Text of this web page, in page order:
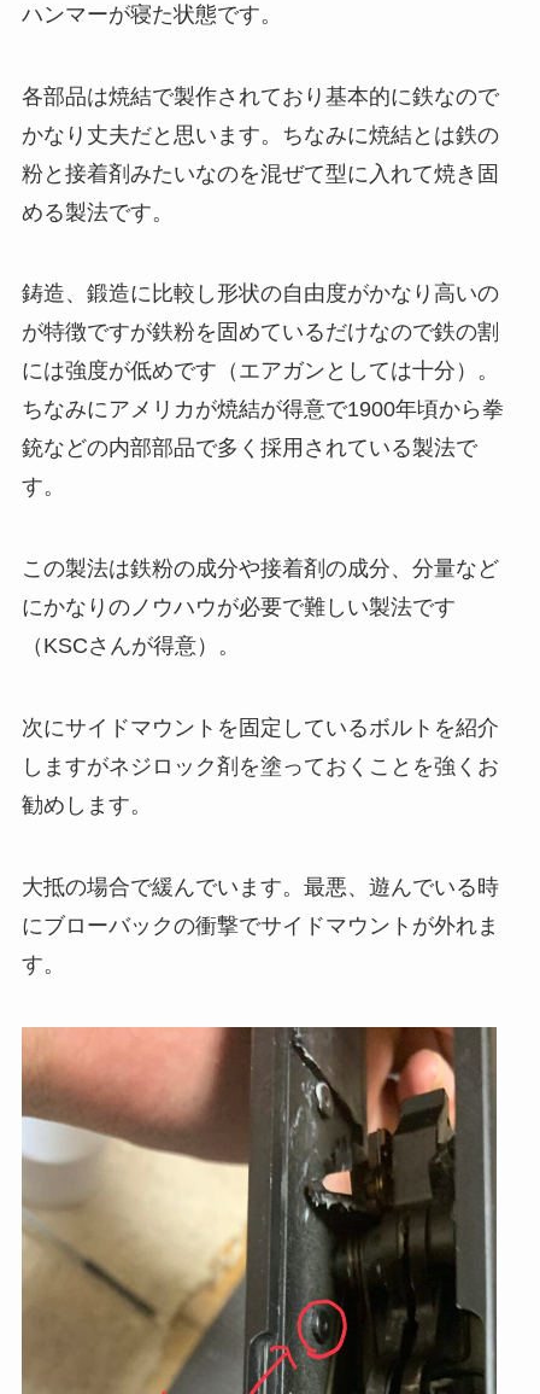
ハンマーが寝た状態です。
各部品は焼結で製作されており基本的に鉄なので
かなり丈夫だと思います。ちなみに焼結とは鉄の
粉と接着剤みたいなのを混ぜて型に入れて焼き固
める製法です。
鋳造、鍛造に比較し形状の自由度がかなり高いの
が特徴ですが鉄粉を固めているだけなので鉄の割
には強度が低めです（エアガンとしては十分）。
ちなみにアメリカが焼結が得意で1900年頃から拳
銃などの内部部品で多く採用されている製法で
す。
この製法は鉄粉の成分や接着剤の成分、分量など
にかなりのノウハウが必要で難しい製法です
（KSCさんが得意）。
次にサイドマウントを固定しているボルトを紹介
しますがネジロック剤を塗っておくことを強くお
勧めします。
大抵の場合で緩んでいます。最悪、遊んでいる時
にブローバックの衝撃でサイドマウントが外れま
す。